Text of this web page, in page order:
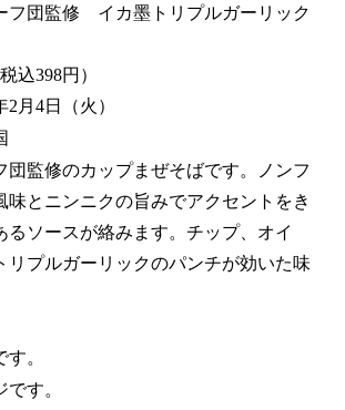
フ団監修 イカ墨トリプルガーリック
込398円）
2月4日（火）
団監修のカップまぜそばです。ノンフ
味とニンニクの旨みでアクセントをき
るソースが絡みます。チップ、オイ
リプルガーリックのパンチが効いた味
。
す。